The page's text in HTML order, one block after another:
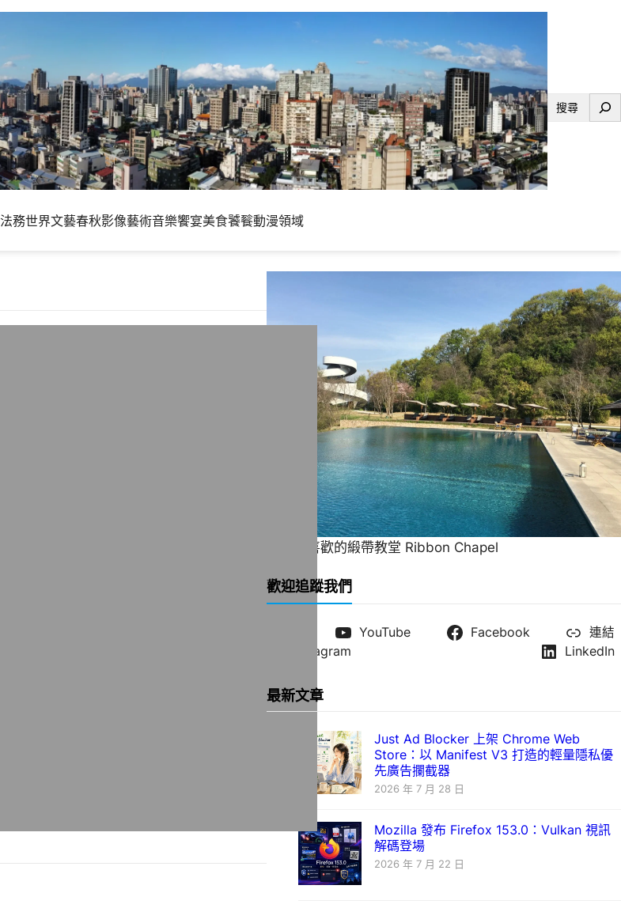
搜
法務世界文藝春秋影像藝術音樂饗宴美食饕餮動漫領域
一直很喜歡的緞帶教堂 Ribbon Chapel
歡迎追蹤我們
YouTube Facebook
連結
Instagram
LinkedIn
最新文章
Just Ad Blocker 上架 Chrome Web
Store：以 Manifest V3 打造的輕量隱私優
先廣告攔截器
2026 年 7 月 28 日
Mozilla 發布 Firefox 153.0：Vulkan 視訊
解碼登場
2026 年 7 月 22 日